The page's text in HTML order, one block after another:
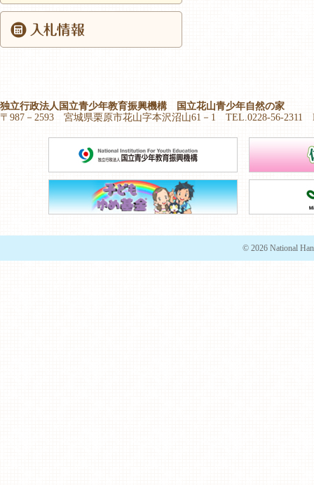
独立行政法人国立青少年教育振興機構 国立花山青少年自然の家
〒987－2593 宮城県栗原市花山字本沢沼山61－1 TEL.0228-56-2311
© 2026 National